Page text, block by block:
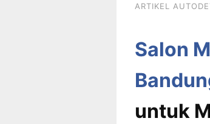
ARTIKEL
Salon
untuk